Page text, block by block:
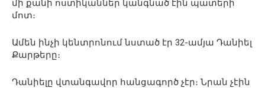
մի քանի ոստիկաններ կանգնած էին պատերի
մոտ։
Ամեն ինչի կենտրոնում նստած էր 32-ամյա Դանիել
Քարթերը։
Դանիելը վտանգավոր հանցագործ չէր։ Նրան չէին